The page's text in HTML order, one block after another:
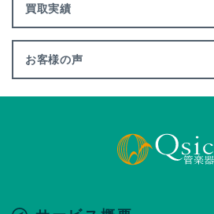
買取実績
お客様の声